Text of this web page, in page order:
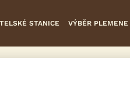
STANICE VÝBĚR PLEMENE